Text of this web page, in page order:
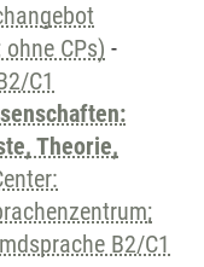
CPs) -
C1
Theorie,
B2/C1